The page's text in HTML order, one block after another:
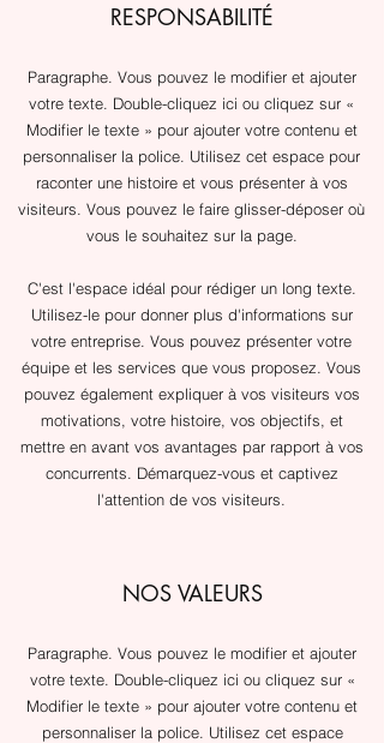
RESPONSABILITÉ
Paragraphe. Vous pouvez le modifier et ajouter
votre texte. Double-cliquez ici ou cliquez sur «
Modifier le texte » pour ajouter votre contenu et
personnaliser la police. Utilisez cet espace pour
raconter une histoire et vous présenter à vos
visiteurs. Vous pouvez le faire glisser-déposer où
vous le souhaitez sur la page.
​C'est l'espace idéal pour rédiger un long texte.
Utilisez-le pour donner plus d'informations sur
votre entreprise. Vous pouvez présenter votre
équipe et les services que vous proposez. Vous
pouvez également expliquer à vos visiteurs vos
motivations, votre histoire, vos objectifs, et
mettre en avant vos avantages par rapport à vos
concurrents. Démarquez-vous et captivez
l'attention de vos visiteurs.
NOS VALEURS
Paragraphe. Vous pouvez le modifier et ajouter
votre texte. Double-cliquez ici ou cliquez sur «
Modifier le texte » pour ajouter votre contenu et
personnaliser la police. Utilisez cet espace